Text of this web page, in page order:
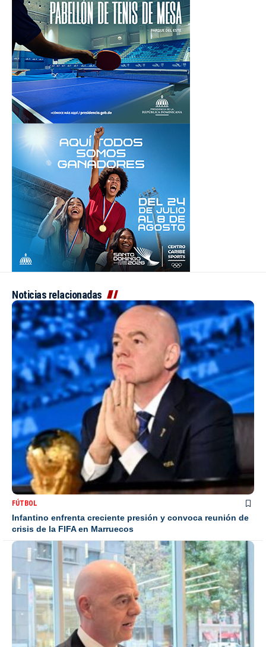
Noticias relacionadas
FÚTBOL
Infantino enfrenta creciente presión y convoca reunión de
crisis de la FIFA en Marruecos